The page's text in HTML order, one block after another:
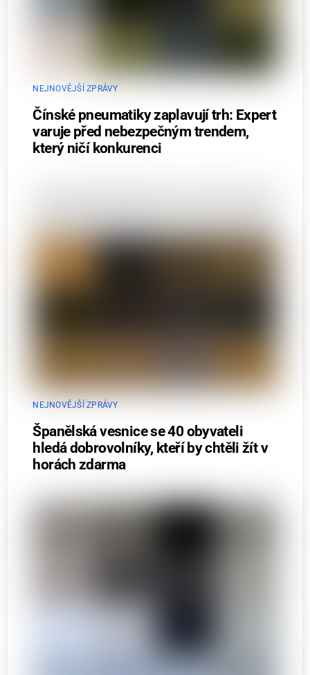
NEJNOVĚJŠÍ ZPRÁVY
Čínské pneumatiky zaplavují trh: Expert
varuje před nebezpečným trendem,
který ničí konkurenci
NEJNOVĚJŠÍ ZPRÁVY
Španělská vesnice se 40 obyvateli
hledá dobrovolníky, kteří by chtěli žít v
horách zdarma